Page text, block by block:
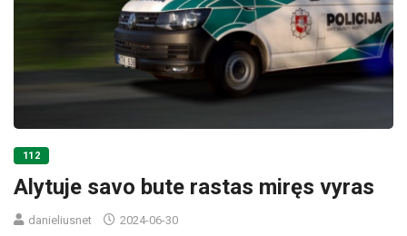
112
Alytuje savo bute rastas miręs vyras
danieliusnet 2024-06-30